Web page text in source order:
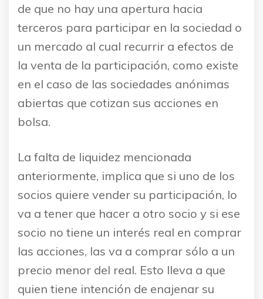
de que no hay una apertura hacia
terceros para participar en la sociedad o
un mercado al cual recurrir a efectos de
la venta de la participación, como existe
en el caso de las sociedades anónimas
abiertas que cotizan sus acciones en
bolsa.
La falta de liquidez mencionada
anteriormente, implica que si uno de los
socios quiere vender su participación, lo
va a tener que hacer a otro socio y si ese
socio no tiene un interés real en comprar
las acciones, las va a comprar sólo a un
precio menor del real. Esto lleva a que
quien tiene intención de enajenar su